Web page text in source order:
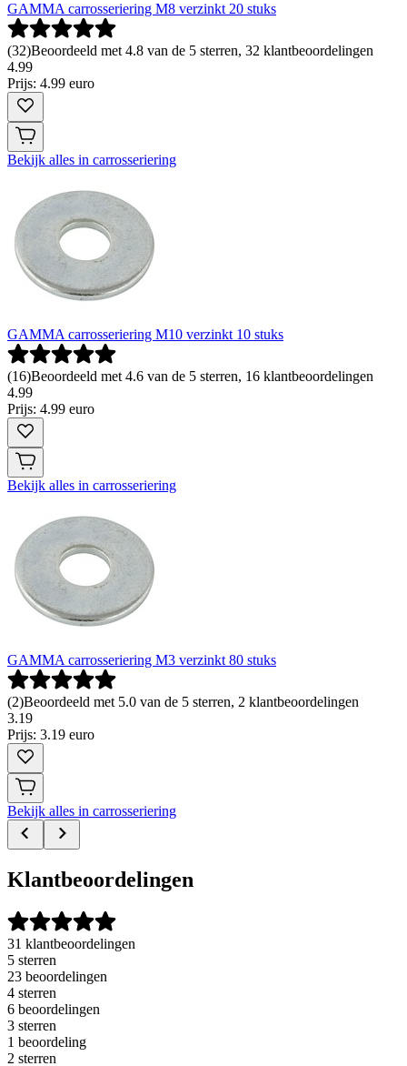
GAMMA carrosseriering M8 verzinkt 20 stuks
(32)Beoordeeld met 4.8 van de 5 sterren, 32 klantbeoordelingen
4.99
Prijs: 4.99 euro
Bekijk alles in carrosseriering
GAMMA carrosseriering M10 verzinkt 10 stuks
(16)Beoordeeld met 4.6 van de 5 sterren, 16 klantbeoordelingen
4.99
Prijs: 4.99 euro
Bekijk alles in carrosseriering
GAMMA carrosseriering M3 verzinkt 80 stuks
(2)Beoordeeld met 5.0 van de 5 sterren, 2 klantbeoordelingen
3.19
Prijs: 3.19 euro
Bekijk alles in carrosseriering
Klantbeoordelingen
31 klantbeoordelingen
5 sterren
23 beoordelingen
4 sterren
6 beoordelingen
3 sterren
1 beoordeling
2 sterren